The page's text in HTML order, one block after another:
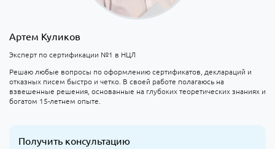
Артем Куликов
Эксперт по сертификации №1 в НЦЛ
Решаю любые вопросы по оформлению сертификатов, деклараций и
отказных писем быстро и четко. В своей работе полагаюсь на
взвешенные решения, основанные на глубоких теоретических знаниях и
богатом 15-летнем опыте.
Получить консультацию